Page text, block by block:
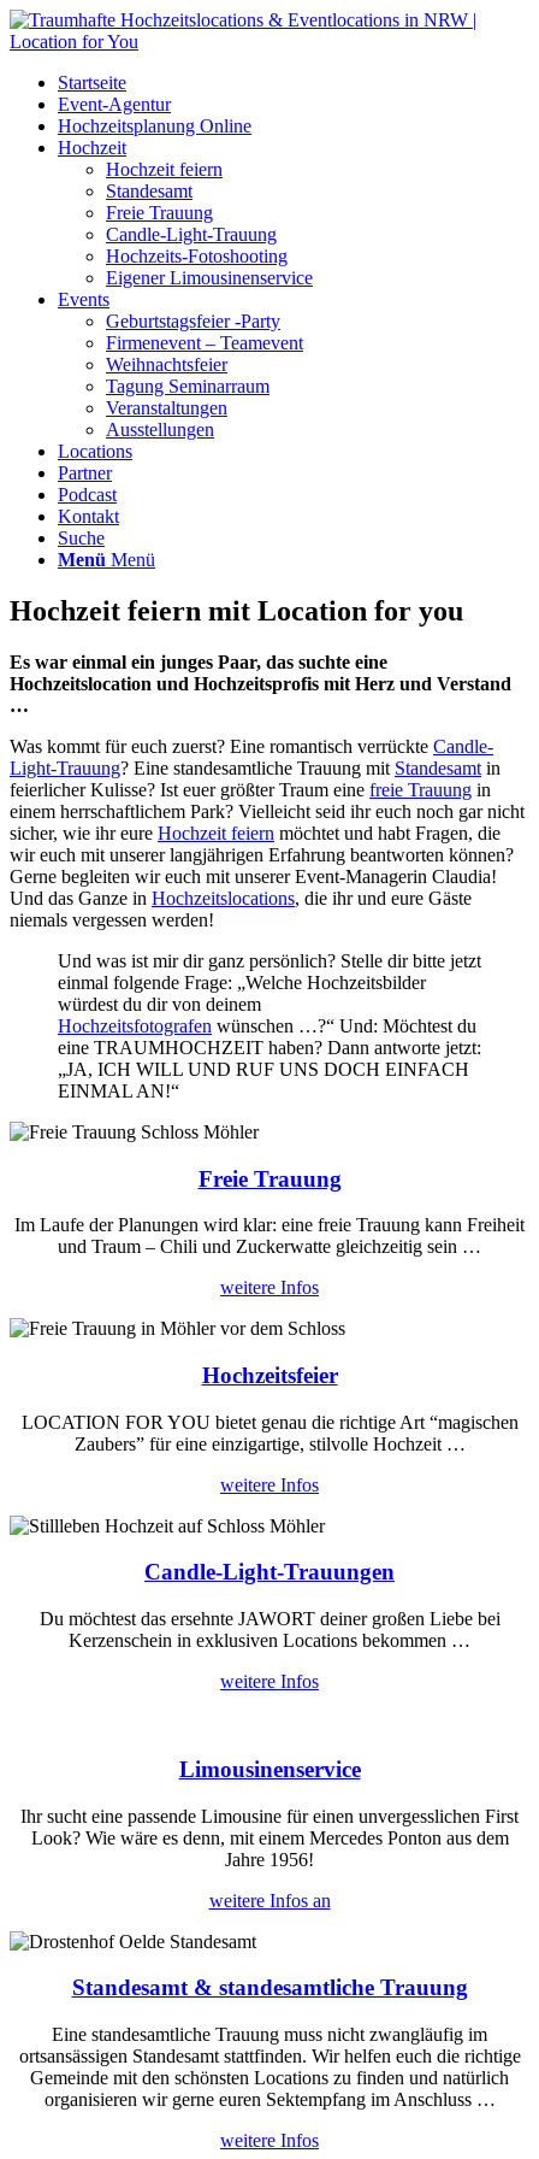
Startseite
Event-Agentur
Hochzeitsplanung Online
Hochzeit
Hochzeit feiern
Standesamt
Freie Trauung
Candle-Light-Trauung
Hochzeits-Fotoshooting
Eigener Limousinenservice
Events
Geburtstagsfeier -Party
Firmenevent – Teamevent
Weihnachtsfeier
Tagung Seminarraum
Veranstaltungen
Ausstellungen
Locations
Partner
Podcast
Kontakt
Suche
Menü Menü
Hochzeit feiern mit Location for you
Es war einmal ein junges Paar, das suchte eine
Hochzeitslocation und Hochzeitsprofis mit Herz und Verstand
…
Was kommt für euch zuerst? Eine romantisch verrückte Candle-
Light-Trauung? Eine standesamtliche Trauung mit Standesamt in
feierlicher Kulisse? Ist euer größter Traum eine freie Trauung in
einem herrschaftlichem Park? Vielleicht seid ihr euch noch gar nicht
sicher, wie ihr eure Hochzeit feiern möchtet und habt Fragen, die
wir euch mit unserer langjährigen Erfahrung beantworten können?
Gerne begleiten wir euch mit unserer Event-Managerin Claudia!
Und das Ganze in Hochzeitslocations, die ihr und eure Gäste
niemals vergessen werden!
Und was ist mir dir ganz persönlich? Stelle dir bitte jetzt
einmal folgende Frage: „Welche Hochzeitsbilder
würdest du dir von deinem
Hochzeitsfotografen wünschen …?“ Und: Möchtest du
eine TRAUMHOCHZEIT haben? Dann antworte jetzt:
„JA, ICH WILL UND RUF UNS DOCH EINFACH
EINMAL AN!“
Freie Trauung
Im Laufe der Planungen wird klar: eine freie Trauung kann Freiheit
und Traum – Chili und Zuckerwatte gleichzeitig sein …
weitere Infos
Hochzeitsfeier
LOCATION FOR YOU bietet genau die richtige Art “magischen
Zaubers” für eine einzigartige, stilvolle Hochzeit …
weitere Infos
Candle-Light-Trauungen
Du möchtest das ersehnte JAWORT deiner großen Liebe bei
Kerzenschein in exklusiven Locations bekommen …
weitere Infos
Limousinenservice
Ihr sucht eine passende Limousine für einen unvergesslichen First
Look? Wie wäre es denn, mit einem Mercedes Ponton aus dem
Jahre 1956!
weitere Infos an
Standesamt & standesamtliche Trauung
Eine standesamtliche Trauung muss nicht zwangläufig im
ortsansässigen Standesamt stattfinden. Wir helfen euch die richtige
Gemeinde mit den schönsten Locations zu finden und natürlich
organisieren wir gerne euren Sektempfang im Anschluss …
weitere Infos